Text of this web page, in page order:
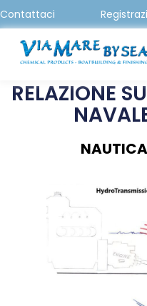
Contattaci
RELAZIONE